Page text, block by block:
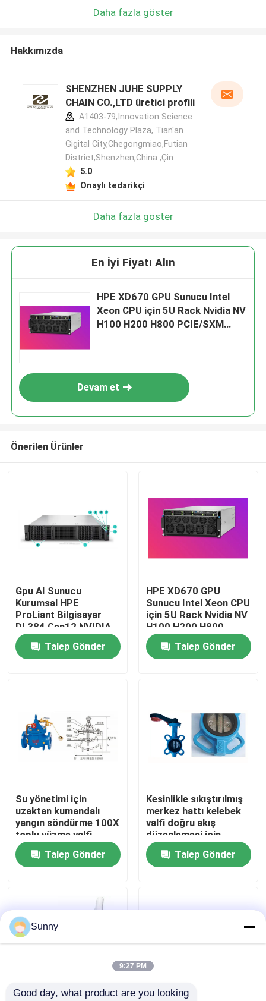
Evde
Videolar
Fabrika turu
Kalite Kontrolü
Bir İndirim İste
Sınır ötesi tedarik
Daha fazla göster
Hakkımızda
SHENZHEN JUHE SUPPLY
CHAIN CO.,LTD üretici profili
A1403-79,Innovation Science
and Technology Plaza, Tian'an
Gigital City,Chegongmiao,Futian
District,Shenzhen,China ,Çin
5.0
Onaylı tedarikçi
Daha fazla göster
En İyi Fiyatı Alın
HPE XD670 GPU Sunucu Intel
Xeon CPU için 5U Rack Nvidia NV
H100 H200 H800 PCIE/SXM
Devam et
Önerilen Ürünler
Gpu AI Sunucu
Kurumsal HPE
ProLiant Bilgisayar
DL384 Gen12 NVIDIA
GH200 NVL2 Ücretsiz
Bilgisayar Özel Bulut
Rack montajı
Talep Gönder
HPE XD670 GPU
Sunucu Intel Xeon CPU
için 5U Rack Nvidia NV
H100 H200 H800
PCIE/SXM Nvlink AI
Süper Bilgisayar
Davası
Talep Gönder
Su yönetimi için
uzaktan kumandalı
yangın söndürme 100X
toplu yüzme valfi
Talep Gönder
Kesinlikle sıkıştırılmış
merkez hattı kelebek
valfi doğru akış
düzenlemesi için
yumuşak mühür
Talep Gönder
Sunny
9:27 PM
Good day, what product are you looking